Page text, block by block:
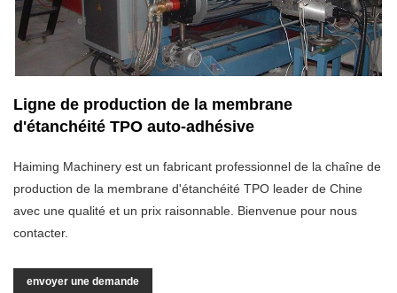
Ligne de production de la membrane
d'étanchéité TPO auto-adhésive
Haiming Machinery est un fabricant professionnel de la chaîne de
production de la membrane d'étanchéité TPO leader de Chine
avec une qualité et un prix raisonnable. Bienvenue pour nous
contacter.
envoyer une demande